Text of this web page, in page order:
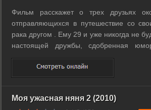
Фильм расскажет о трех друзьях
отправляющихся в путешествие со
рака другом . Ему 29 и уже никогда не
настоящей дружбы, сдобренная
трагичность ситуации. ...
Моя ужасная няня 2 (2010)